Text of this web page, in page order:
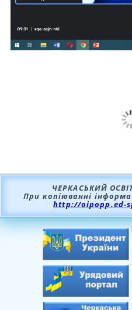
ЧЕРКАСЬКИЙ
При копіюванні
http://oipopp.ed-